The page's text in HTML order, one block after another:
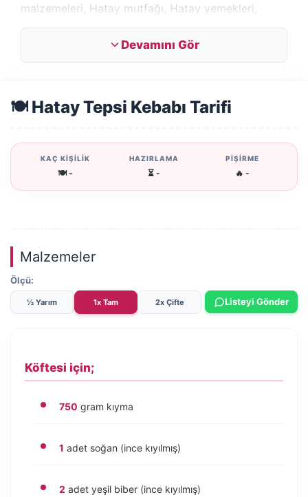
malzemeleri, Hatay mutfağı, Hatay yemekleri,
Hatay tepsi kebabı, tepsi kebabı yapılışı
Hatay mutfağından nefis mi nefis tepsi kebabı
Devamını Gör
🍽️ Hatay Tepsi Kebabı Tarifi
KAÇ KİŞİLİK
🍽️ -
HAZIRLAMA
⏳ -
PİŞİRME
🔥 -
Malzemeler
Ölçü:
½ Yarım 1x Tam 2x Çifte Listeyi Gönder
Köftesi için;
750 gram kıyma
1 adet soğan (ince kıyılmış)
2 adet yeşil biber (ince kıyılmış)